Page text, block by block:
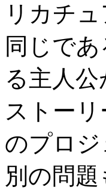
リカチ
同じで
る主人
ストー
のプロ
別の問